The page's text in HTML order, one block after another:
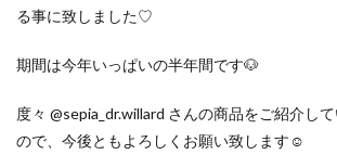
る事に致しました♡
期間は今年いっぱいの半年間です🐶
度々 @sepia_dr.willard さんの商品をご紹介し
ので、今後ともよろしくお願い致します☺️